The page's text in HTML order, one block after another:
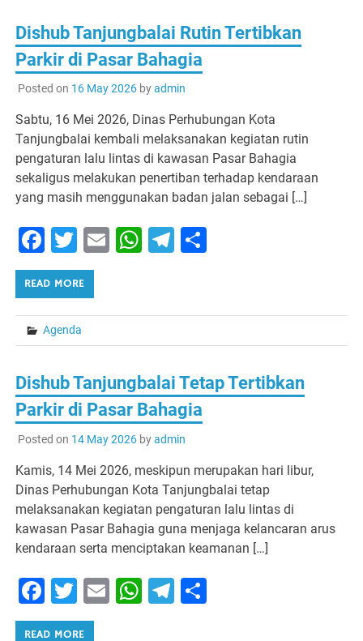
Dishub Tanjungbalai Rutin Tertibkan
Parkir di Pasar Bahagia
Posted on 16 May 2026byadmin
Sabtu, 16 Mei 2026, Dinas Perhubungan Kota
Tanjungbalai kembali melaksanakan kegiatan rutin
pengaturan lalu lintas di kawasan Pasar Bahagia
sekaligus melakukan penertiban terhadap kendaraan
yang masih menggunakan badan jalan sebagai […]
Facebook
Twitter
EmailWhatsApp
Telegram
READ MORE
Agenda
Dishub Tanjungbalai Tetap Tertibkan
Parkir di Pasar Bahagia
Posted on 14 May 2026byadmin
Kamis, 14 Mei 2026, meskipun merupakan hari libur,
Dinas Perhubungan Kota Tanjungbalai tetap
melaksanakan kegiatan pengaturan lalu lintas di
kawasan Pasar Bahagia guna menjaga kelancaran arus
kendaraan serta menciptakan keamanan […]
Facebook
Twitter
EmailWhatsApp
Telegram
READ MORE